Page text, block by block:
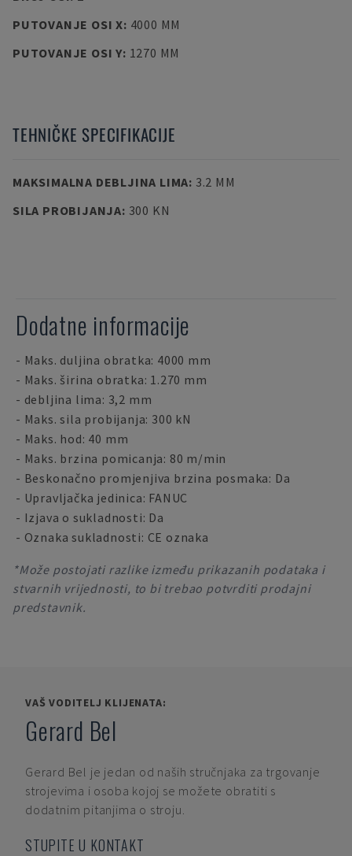
PUTOVANJE OSI X: 4000 MM
PUTOVANJE OSI Y: 1270 MM
TEHNIČKE SPECIFIKACIJE
MAKSIMALNA DEBLJINA LIMA: 3.2 MM
SILA PROBIJANJA: 300 KN
Dodatne informacije
- Maks. duljina obratka: 4000 mm
- Maks. širina obratka: 1.270 mm
- debljina lima: 3,2 mm
- Maks. sila probijanja: 300 kN
- Maks. hod: 40 mm
- Maks. brzina pomicanja: 80 m/min
- Beskonačno promjenjiva brzina posmaka: Da
- Upravljačka jedinica: FANUC
- Izjava o sukladnosti: Da
- Oznaka sukladnosti: CE oznaka
*Može postojati razlike između prikazanih podataka i
stvarnih vrijednosti, to bi trebao potvrditi prodajni
predstavnik.
VAŠ VODITELJ KLIJENATA:
Gerard Bel
Gerard Bel je jedan od naših stručnjaka za trgovanje
strojevima i osoba kojoj se možete obratiti s
dodatnim pitanjima o stroju.
STUPITE U KONTAKT